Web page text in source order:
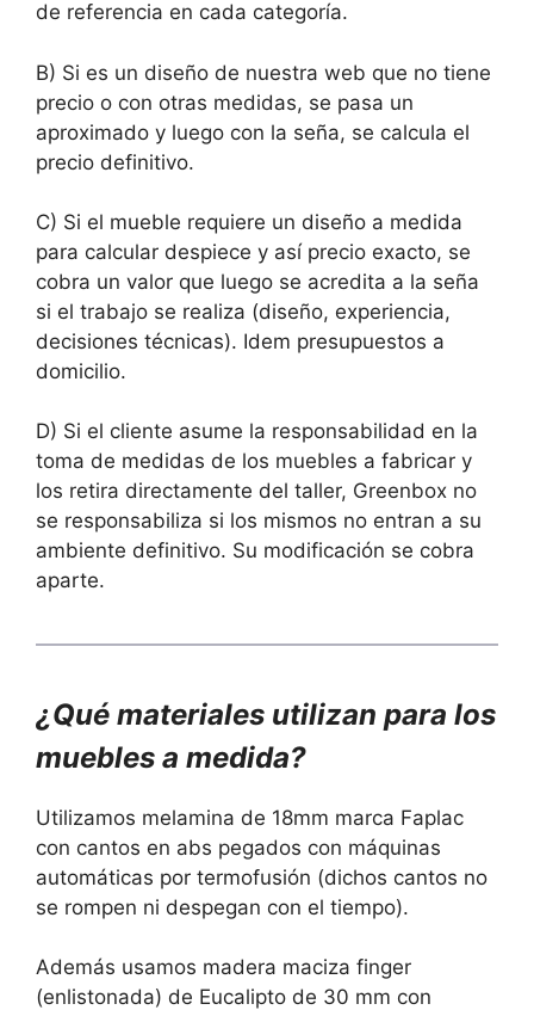
de referencia en cada categoría.
B) Si es un diseño de nuestra web que no tiene
precio o con otras medidas, se pasa un
aproximado y luego con la seña, se calcula el
precio definitivo.
C) Si el mueble requiere un diseño a medida
para calcular despiece y así precio exacto, se
cobra un valor que luego se acredita a la seña
si el trabajo se realiza (diseño, experiencia,
decisiones técnicas). Idem presupuestos a
domicilio.
D) Si el cliente asume la responsabilidad en la
toma de medidas de los muebles a fabricar y
los retira directamente del taller, Greenbox no
se responsabiliza si los mismos no entran a su
ambiente definitivo. Su modificación se cobra
aparte.
¿Qué materiales utilizan para los
muebles a medida?
Utilizamos melamina de 18mm marca Faplac
con cantos en abs pegados con máquinas
automáticas por termofusión (dichos cantos no
se rompen ni despegan con el tiempo).
Además usamos madera maciza finger
(enlistonada) de Eucalipto de 30 mm con